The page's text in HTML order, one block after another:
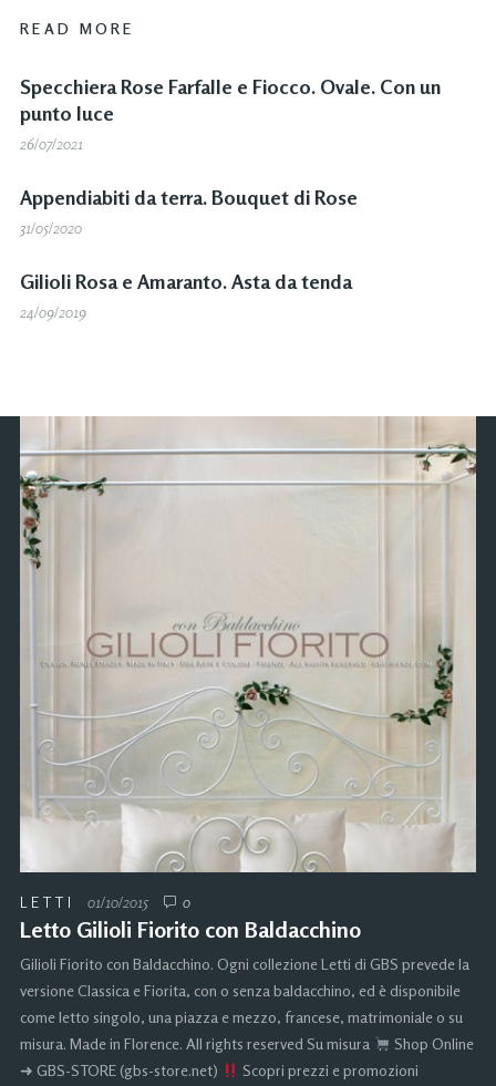
READ MORE
Specchiera Rose Farfalle e Fiocco. Ovale. Con un
punto luce
26/07/2021
Appendiabiti da terra. Bouquet di Rose
31/05/2020
Gilioli Rosa e Amaranto. Asta da tenda
24/09/2019
LETTI 01/10/2015 0
Letto Gilioli Fiorito con Baldacchino
Gilioli Fiorito con Baldacchino. Ogni collezione Letti di GBS prevede la
versione Classica e Fiorita, con o senza baldacchino, ed è disponibile
come letto singolo, una piazza e mezzo, francese, matrimoniale o su
misura. Made in Florence. All rights reserved Su misura
Shop Online
➜ GBS-STORE (gbs-store.net)
Scopri prezzi e promozioni